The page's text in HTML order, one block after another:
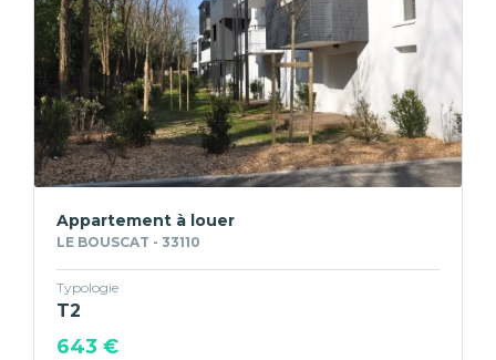
Appartement à louer
LE BOUSCAT - 33110
Typologie
T2
643 €